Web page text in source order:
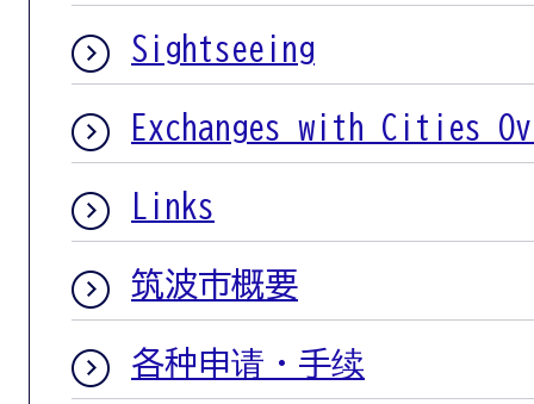
Sightseeing
Exchanges with Cities
Links
筑波市概要
各种申请・手续